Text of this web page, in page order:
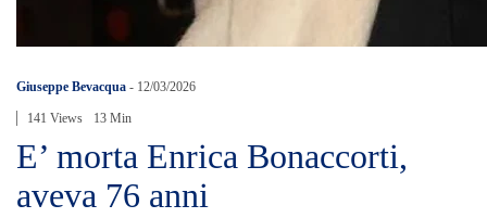
Giuseppe Bevacqua - 12/03/2026
141 Views 13 Min
E’ morta Enrica Bonaccorti,
aveva 76 anni